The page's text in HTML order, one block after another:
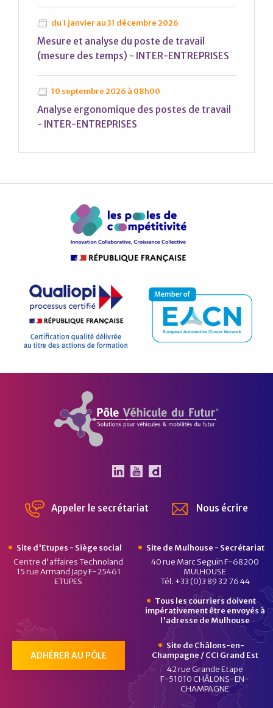
du 1 janvier au 31 décembre 2026
Mesure et analyse du poste de travail
(mesure des temps) - INTER-ENTREPRISES
10 septembre 2026 à 08h00
Analyse ergonomique des postes de travail
- INTER-ENTREPRISES
Pôle Véhicule du Futur
Appeler le secrétariat Nous écrire
Site d'Etupes - Siège social
Centre d'affaires Technoland
15 rue Armand Japy F-25461
ETUPES
Site de Mulhouse - Secrétariat
40 rue Marc Seguin F-68200
MULHOUSE
Tél. +33 (0)3 89 32 76 44
Tous les courriers doivent
impérativement être envoyés à
l'adresse de Mulhouse
ADHÉRER AU PÔLE
Site de Châlons-en-
Champagne / CCI Grand Est
42 rue Grande Etape
F-51010 CHÂLONS-EN-
CHAMPAGNE